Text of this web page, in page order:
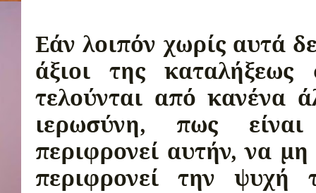
Εάν λοιπόν χωρίς αυτά
άξιοι της
τελούνται από κανένα
ιερωσύνη, πως
περιφρονεί αυτήν, να
περιφρονεί την ψυχή